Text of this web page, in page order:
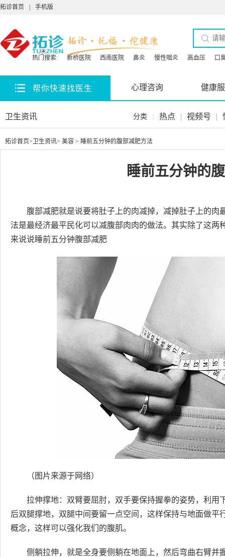
拓诊首页 手机版
热门搜索: 新桥医院 西南医院 鼻炎 慢性咽炎 高血压 口
帮你快速找医生 心理咨询 健康
卫生资讯 分类 : 热点 | 视频号 |
拓诊首页> 卫生资讯> 美容 > 睡前五分钟的腹部减肥方法
睡前五分钟的
腹部减肥就是说要将肚子上的肉减掉，减掉肚子上的
法是最经济最平民化可以减腹部肉肉的做法。其实除了这
来说说睡前五分钟腹部减肥
（图片来源于网络）
拉伸撑地：双臂要屈肘，双手要保持握拳的姿势，利用
后双腿撑地，双腿中间要留一点空间，这样保持与地面做
概念，这样可以强化我们的腹肌。
侧躺拉伸，就是全身要侧躺在地面上，然后弯曲右臂